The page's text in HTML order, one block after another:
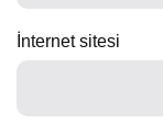
İnternet sitesi